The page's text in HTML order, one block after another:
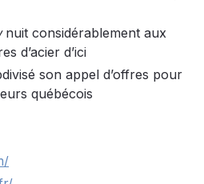
nuit considérablement aux
d’acier d’ici
son appel d’offres pour
québécois